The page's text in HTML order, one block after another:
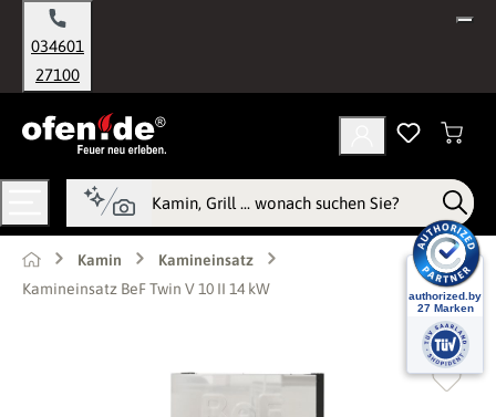
springen
034601
27100
Kamin
Kamineinsatz
Kamineinsatz BeF Twin V 10 II 14 kW